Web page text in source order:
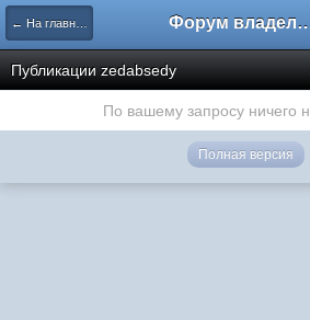
← На главную Форум владельцев
Публикации zedabsedy
По вашему запросу ничего
Полная версия